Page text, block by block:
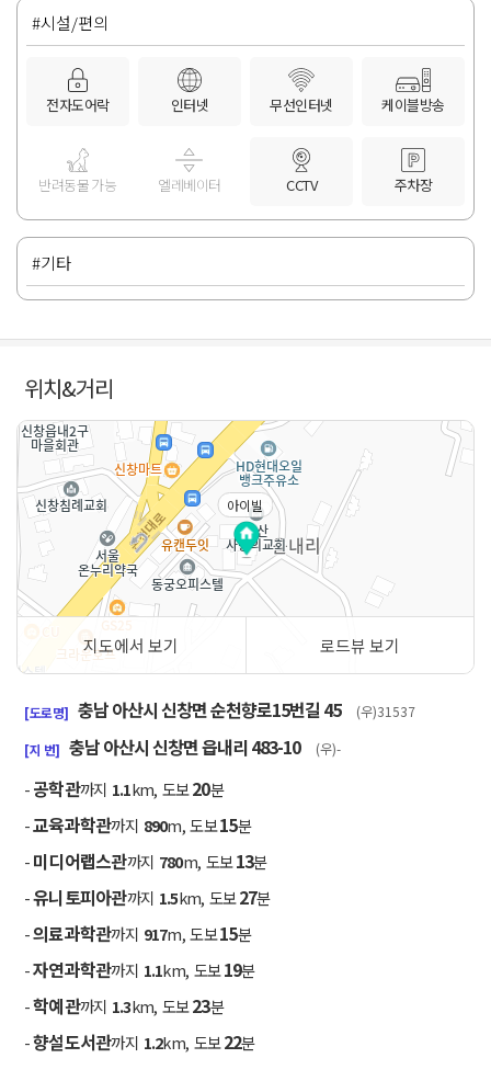
#시설/편의
전자도어락 인터넷 무선인터넷 케이블방송
반려동물 가능 엘레베이터 CCTV 주차장
#기타
위치&거리
아이빌
지도에서 보기 로드뷰 보기
[도로명] 충남 아산시 신창면 순천향로15번길 45 (우)31537
[지 번] 충남 아산시 신창면 읍내리 483-10 (우)-
-공학관까지 1.1km, 도보20분
-교육과학관까지 890m, 도보15분
-미디어랩스관까지 780m, 도보13분
-유니토피아관까지 1.5km, 도보27분
-의료과학관까지 917m, 도보15분
-자연과학관까지 1.1km, 도보19분
-학예관까지 1.3km, 도보23분
-향설도서관까지 1.2km, 도보22분